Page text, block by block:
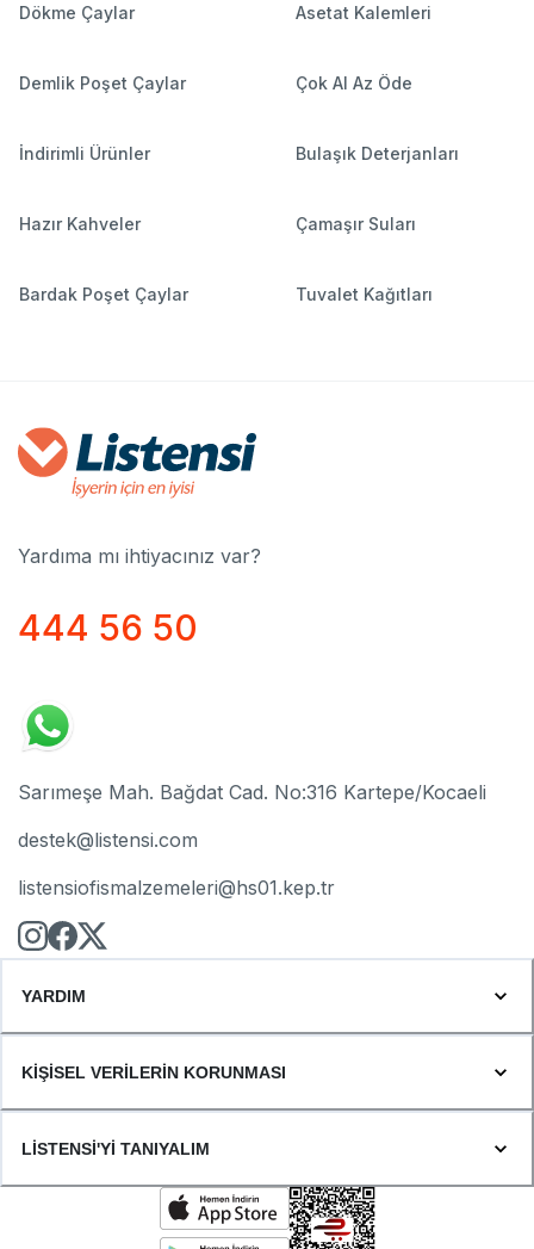
Dökme Çaylar Asetat Kalemleri
Demlik Poşet Çaylar Çok Al Az Öde
İndirimli Ürünler Bulaşık Deterjanları
Hazır Kahveler Çamaşır Suları
Bardak Poşet Çaylar Tuvalet Kağıtları
Yardıma mı ihtiyacınız var?
444 56 50
Sarımeşe Mah. Bağdat Cad. No:316 Kartepe/Kocaeli
destek@listensi.com
listensiofismalzemeleri@hs01.kep.tr
YARDIM
KİŞİSEL VERİLERİN KORUNMASI
LİSTENSİ'Yİ TANIYALIM